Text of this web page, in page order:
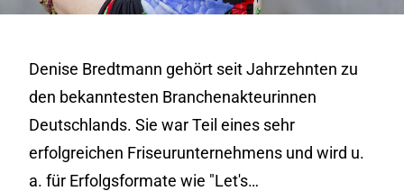
Denise Bredtmann gehört seit Jahrzehnten zu
den bekanntesten Branchenakteurinnen
Deutschlands. Sie war Teil eines sehr
erfolgreichen Friseurunternehmens und wird u.
a. für Erfolgsformate wie "Let's…